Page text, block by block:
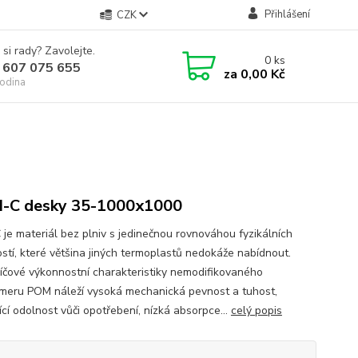
CZK Přihlášení
rady? Zavolejte.
075 655 0ks
za 0,00 Kč
C desky 35-1000x1000
je materiál bez plniv s jedinečnou rovnováhou fyzikálních
které většina jiných termoplastů nedokáže nabídnout.
výkonnostní charakteristiky nemodifikovaného
POM náleží vysoká mechanická pevnost a tuhost,
odolnost vůči opotřebení, nízká absorpce... celý popis